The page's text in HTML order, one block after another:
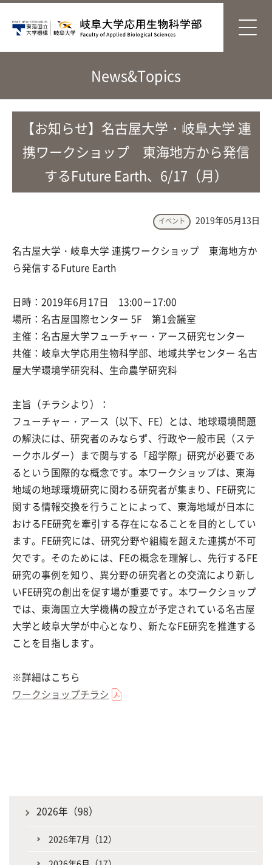
News&Topics
【お知らせ】名古屋大学・岐阜大学 連
携ワークショップ 東海地方から発信
するFuture Earth、6/17（月）
イベント 2019年05月13日
名古屋大学・岐阜大学 連携ワークショップ 東海地方か
ら発信するFuture Earth
日時：2019年6月17日 13:00－17:00
場所：名古屋国際センター 5F 第1会議室
主催：名古屋大学フューチャー・アース研究センター
共催：岐阜大学応用生物科学部、地域共学センター 名古
屋大学環境学研究科、生命農学研究科
主旨（チラシより）：
フューチャー・アース（以下、FE）とは、地球環境問題
の解決には、研究者のみならず、行政や一般市民（ステ
ークホルダー）まで関与する「超学際」研究が必要であ
るという国際的な概念です。本ワークショップは、東海
地域の地球環境研究に関わる研究者が集まり、FE研究に
関する情報交換を行うことによって、東海地域が日本に
おけるFE研究を牽引する存在になることを目的としてい
ます。FE研究には、研究分野や組織を超えた連携が不可
欠です。そのためには、FEの概念を理解し、先行するFE
研究の事例を知り、異分野の研究者との交流により新し
いFE研究の創出を促す場が重要です。本ワークショップ
では、東海国立大学機構の設立が予定されている名古屋
大学と岐阜大学が中心となり、新たなFE研究を推進する
ことを目指します。
※詳細はこちら
ワークショップチラシ
2026年（98）
2026年7月（12）